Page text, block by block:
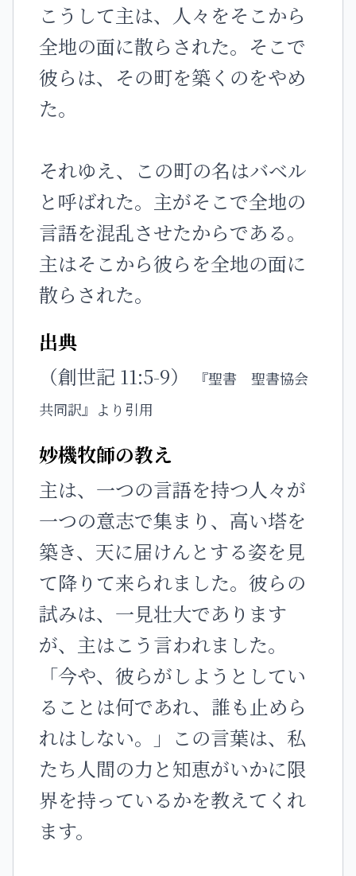
こうして主は、人々をそこから
全地の面に散らされた。そこで
彼らは、その町を築くのをやめ
た。
それゆえ、この町の名はバベル
と呼ばれた。主がそこで全地の
言語を混乱させたからである。
主はそこから彼らを全地の面に
散らされた。
出典
（創世記 11:5-9）
『聖書 聖書協会
共同訳』より引用
妙機牧師の教え
主は、一つの言語を持つ人々が
一つの意志で集まり、高い塔を
築き、天に届けんとする姿を見
て降りて来られました。彼らの
試みは、一見壮大であります
が、主はこう言われました。
「今や、彼らがしようとしてい
ることは何であれ、誰も止めら
れはしない。」この言葉は、私
たち人間の力と知恵がいかに限
界を持っているかを教えてくれ
ます。